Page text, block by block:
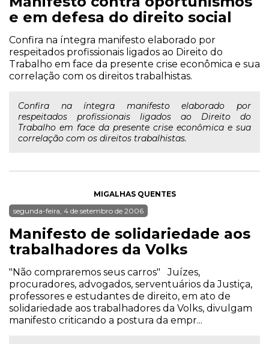
e em defesa do direito social
Confira na íntegra manifesto elaborado por
respeitados profissionais ligados ao Direito do
Trabalho em face da presente crise econômica e sua
correlação com os direitos trabalhistas.
Confira na íntegra manifesto elaborado por
respeitados profissionais ligados ao Direito do
Trabalho em face da presente crise econômica e sua
correlação com os direitos trabalhistas.
MIGALHAS QUENTES
segunda-feira, 4 de setembro de 2006
Manifesto de solidariedade aos
trabalhadores da Volks
"Não compraremos seus carros" Juízes,
procuradores, advogados, serventuários da Justiça,
professores e estudantes de direito, em ato de
solidariedade aos trabalhadores da Volks, divulgam
manifesto criticando a postura da empr...